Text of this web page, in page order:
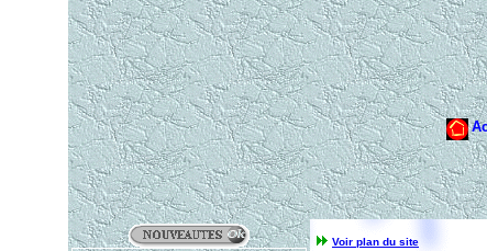
Voir plan du site